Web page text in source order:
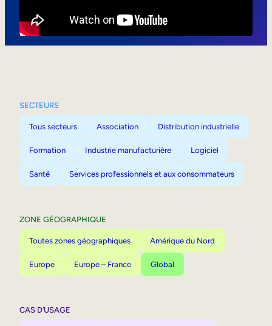
SECTEURS
Tous secteurs Association Distribution industrielle
Formation Industrie manufacturière Logiciel
Santé Services professionnels et aux consommateurs
ZONE GÉOGRAPHIQUE
Toutes zones géographiques Amérique du Nord
Europe Europe – France Global
CAS D’USAGE